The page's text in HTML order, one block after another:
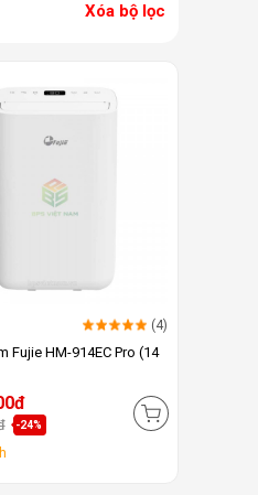
Xóa bộ lọc
(4)
Fujie HM-914EC Pro (14
-24%